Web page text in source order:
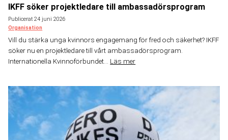
IKFF söker projektledare till ambassadörsprogram
Publicerat 24 juni 2026
Organisation
Vill du stärka unga kvinnors engagemang för fred och säkerhet? IKFF
söker nu en projektledare till vårt ambassadörsprogram.
Internationella Kvinnoförbundet... Läs mer